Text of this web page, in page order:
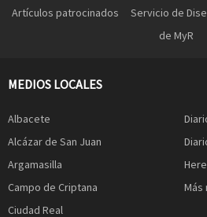
Artículos patrocinados Servicio de
de MyR
MEDIOS LOCALES
Albacete
Alcázar de San Juan
Argamasilla
Campo de Criptana
Ciudad Real
Más